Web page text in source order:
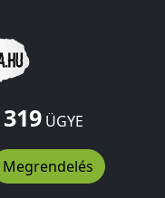
ÜGYE
Megrendelés